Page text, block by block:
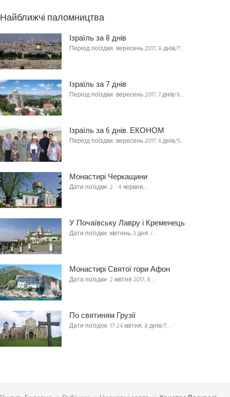
Найближчі паломництва
Ізраїль за 8 днів
Період поїздки: вересень 2017, 8 днів/7…
Ізраїль за 7 днів
Період поїздки: вересень 2017, 7 днів/6…
Ізраїль за 6 днів. ЕКОНОМ
Період поїздки: вересень 2017, 6 днів/5…
Монастирі Черкащини
Дати поїздки: 2 - 4 червня,…
У Почаївську Лавру і Кременець
Дати поїздки: квітень, 3 дня /…
Монастирі Святої гори Афон
Дата поїздки: 2 квітня 2017, 8…
По святиням Грузії
Дати поїздок: 17-24 квітня, 8 днів/7…